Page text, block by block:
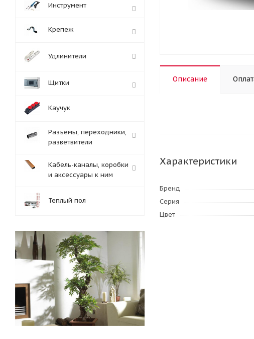
Описание
Характеристики
Бренд
Серия
Цвет
Инструмент
Крепеж
Удлинители
Щитки
Каучук
Разъемы, переходники,
разветвители
Кабель-каналы, коробки
и аксессуары к ним
Теплый пол